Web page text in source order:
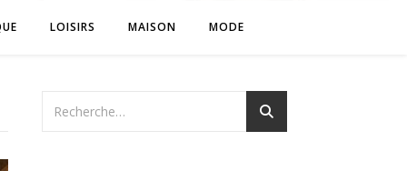
LOISIRS MAISON MODE